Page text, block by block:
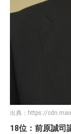
出典： https://
18位：前原誠司